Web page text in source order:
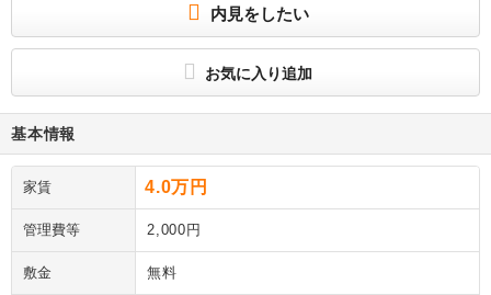
内見をしたい
お気に入り追加
基本情報
家賃 4.0万円
管理費等 2,000円
敷金 無料